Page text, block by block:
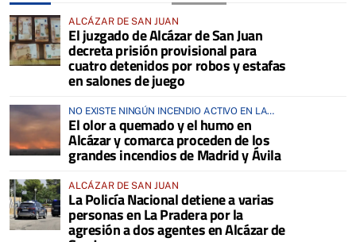
ALCÁZAR DE SAN JUAN
El juzgado de Alcázar de San Juan
decreta prisión provisional para
cuatro detenidos por robos y estafas
en salones de juego
NO EXISTE NINGÚN INCENDIO ACTIVO EN LA
COMARCA
El olor a quemado y el humo en
Alcázar y comarca proceden de los
grandes incendios de Madrid y Ávila
ALCÁZAR DE SAN JUAN
La Policía Nacional detiene a varias
personas en La Pradera por la
agresión a dos agentes en Alcázar de